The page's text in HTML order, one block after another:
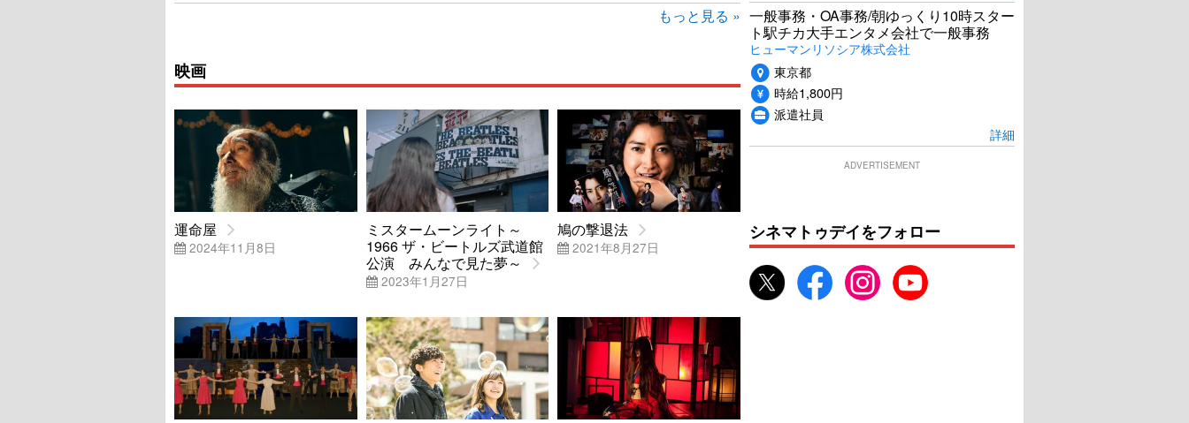
もっと見る »
映画
運命屋
2024年11月8日
ミスタームーンライト～
1966 ザ・ビートルズ武道館
公演 みんなで見た夢～
2023年1月27日
鳩の撃退法
2021年8月27日
一般事務・OA事務/朝ゆっくり10時スター
ト駅チカ大手エンタメ会社で一般事務
ヒューマンリソシア株式会社
東京都
時給1,800円
派遣社員
詳細
ADVERTISEMENT
シネマトゥデイをフォロー